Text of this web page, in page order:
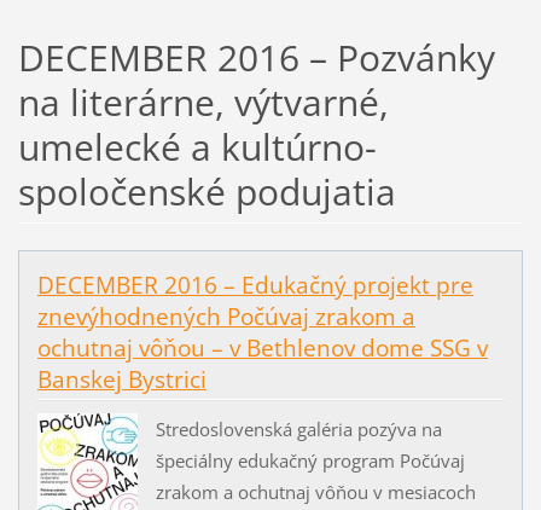
DECEMBER 2016 – Pozvánky
na literárne, výtvarné,
umelecké a kultúrno-
spoločenské podujatia
DECEMBER 2016 – Edukačný projekt pre
znevýhodnených Počúvaj zrakom a
ochutnaj vôňou – v Bethlenov dome SSG v
Banskej Bystrici
Stredoslovenská galéria pozýva na
špeciálny edukačný program Počúvaj
zrakom a ochutnaj vôňou v mesiacoch